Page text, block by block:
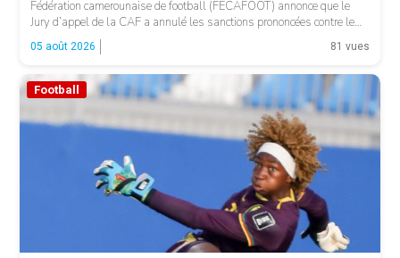
© Fecafoot
Fédération camerounaise de football (FECAFOOT) annonce que le
Jury d’appel de la CAF a annulé les sanctions prononcées contre le
président de la fédération camerounaise. Le dossier concernait les
incidents survenus lors du match Cameroun-Maroc […]
05 août 2026 81 vues
Football